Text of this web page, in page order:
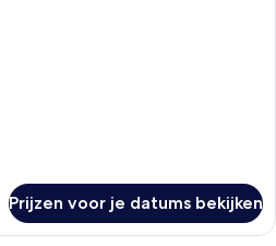
Prijzen voor je datums bekijken